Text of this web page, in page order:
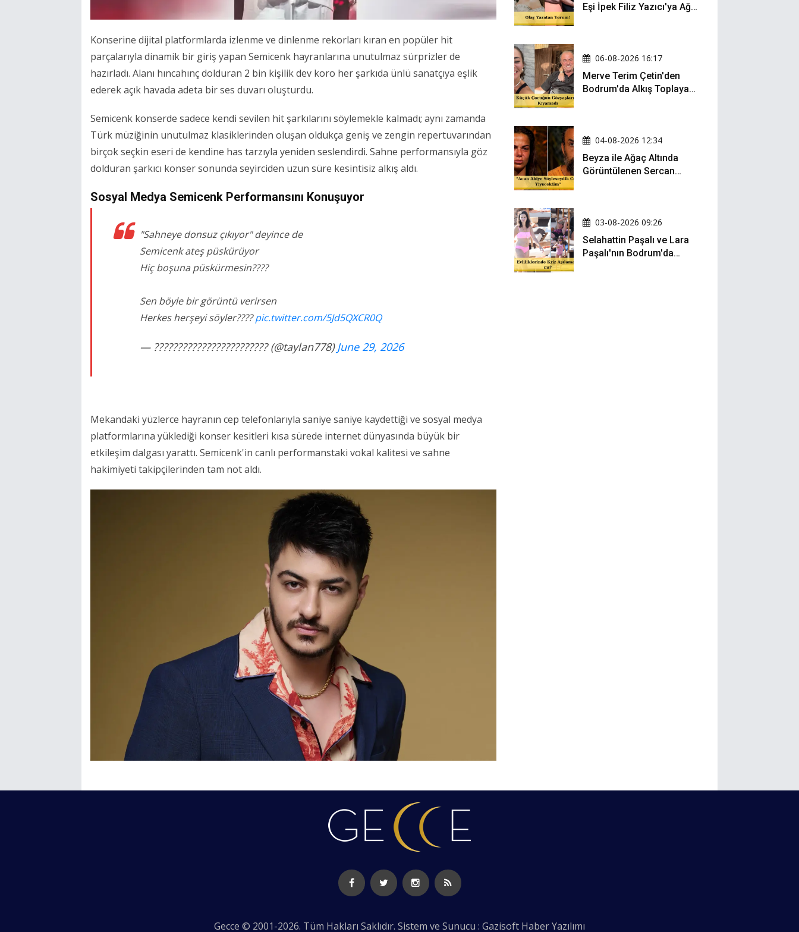
Konserine dijital platformlarda izlenme ve dinlenme rekorları kıran en popüler hit
parçalarıyla dinamik bir giriş yapan Semicenk hayranlarına unutulmaz sürprizler de
hazırladı. Alanı hıncahınç dolduran 2 bin kişilik dev koro her şarkıda ünlü sanatçıya eşlik
ederek açık havada adeta bir ses duvarı oluşturdu.
Semicenk konserde sadece kendi sevilen hit şarkılarını söylemekle kalmadı; aynı zamanda
Türk müziğinin unutulmaz klasiklerinden oluşan oldukça geniş ve zengin repertuvarından
birçok seçkin eseri de kendine has tarzıyla yeniden seslendirdi. Sahne performansıyla göz
dolduran şarkıcı konser sonunda seyirciden uzun süre kesintisiz alkış aldı.
Sosyal Medya Semicenk Performansını Konuşuyor
"Sahneye donsuz çıkıyor" deyince de
Semicenk ateş püskürüyor
Hiç boşuna püskürmesin????
Sen böyle bir görüntü verirsen
Herkes herşeyi söyler????pic.twitter.com/5Jd5QXCR0Q
— ???????????????????????? (@taylan778)June 29, 2026
Mekandaki yüzlerce hayranın cep telefonlarıyla saniye saniye kaydettiği ve sosyal medya
platformlarına yüklediği konser kesitleri kısa sürede internet dünyasında büyük bir
etkileşim dalgası yarattı. Semicenk'in canlı performanstaki vokal kalitesi ve sahne
hakimiyeti takipçilerinden tam not aldı.
Eşi İpek Filiz Yazıcı'ya Ağır
06-08-2026 16:17
Merve Terim Çetin'den
Bodrum'da Alkış Toplayan
04-08-2026 12:34
Beyza ile Ağaç Altında
Görüntülenen Sercan
03-08-2026 09:26
Selahattin Paşalı ve Lara
Paşalı'nın Bodrum'da
Gecce © 2001-2026. Tüm Hakları Saklıdır. Sistem ve Sunucu : Gazisoft Haber Yazılımı